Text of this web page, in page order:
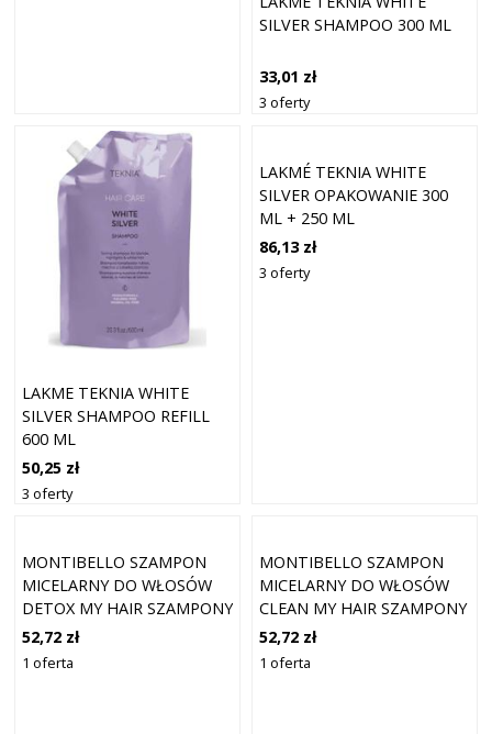
SILVER SHAMPOO 300 ML
33,01 zł
3 oferty
LAKME TEKNIA WHITE
SILVER SHAMPOO REFILL
600 ML
50,25 zł
3 oferty
LAKMÉ TEKNIA WHITE
SILVER OPAKOWANIE 300
ML + 250 ML
86,13 zł
3 oferty
MONTIBELLO SZAMPON
MICELARNY DO WŁOSÓW
DETOX MY HAIR SZAMPONY
300 ML
52,72 zł
1 oferta
MONTIBELLO SZAMPON
MICELARNY DO WŁOSÓW
CLEAN MY HAIR SZAMPONY
300 ML
52,72 zł
1 oferta